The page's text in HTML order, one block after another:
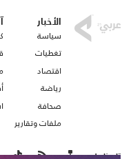
الأخبار
سياسة
تغطيات
اقتصاد
رياضة
صحافة
ملفات وتقارير
تابعنا على